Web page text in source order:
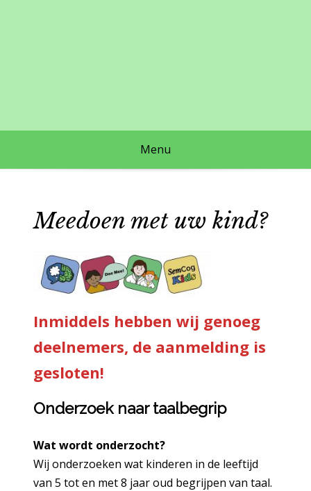
Menu
Meedoen met uw kind?
Inmiddels hebben wij genoeg
deelnemers, de aanmelding is
gesloten!
Onderzoek naar taalbegrip
Wat wordt onderzocht?
Wij onderzoeken wat kinderen in de leeftijd
van 5 tot en met 8 jaar oud begrijpen van taal.